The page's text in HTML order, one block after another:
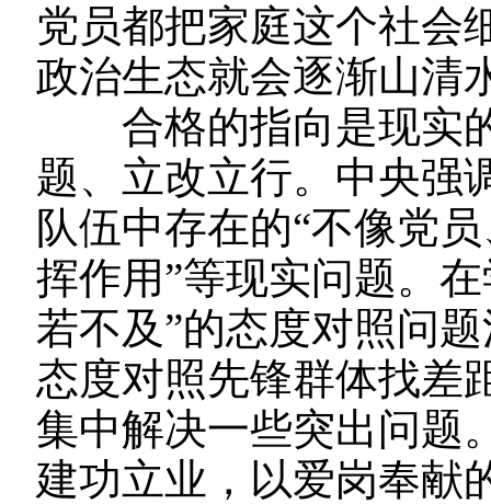
党员都把家庭这个社会
政治生态就会逐渐山清
合格的指向是现实的
题、立改立行。中央强
队伍中存在的“不像党
挥作用”等现实问题。
若不及”的态度对照问
态度对照先锋群体找差
集中解决一些突出问题
建功立业，以爱岗奉献